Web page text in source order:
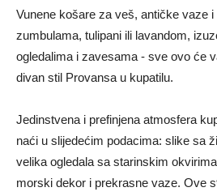
Vunene košare za veš, antičke vaze
zumbulama, tulipani ili lavandom,
ogledalima i zavesama - sve ovo će
divan stil Provansa u kupatilu.
Jedinstvena i prefinjena atmosfera
naći u slijedećim podacima: slike sa
velika ogledala sa starinskim
morski dekor i prekrasne vaze. Ove